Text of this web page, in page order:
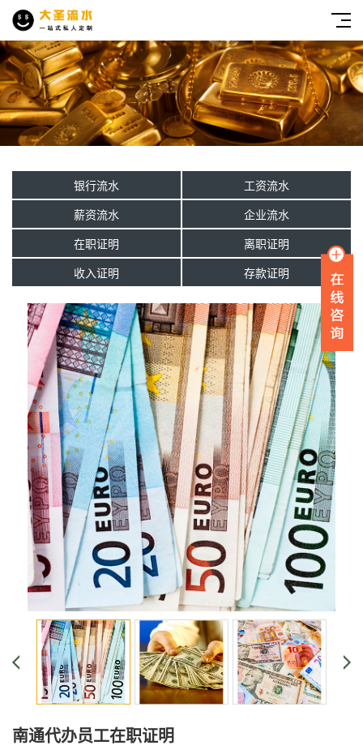
银行流水
工资流水
薪资流水
企业流水
在职证明
离职证明
收入证明
存款证明
南通代办员工在职证明